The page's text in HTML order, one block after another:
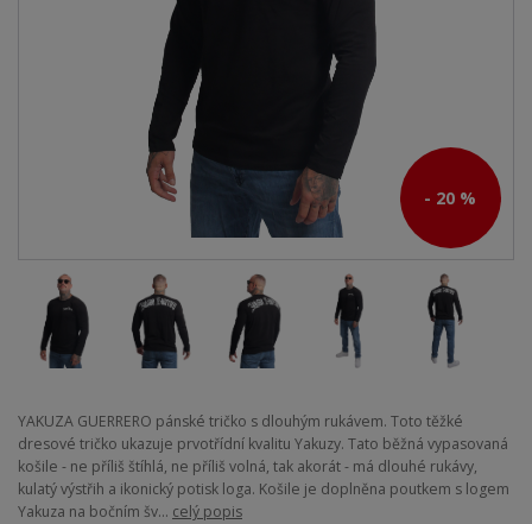
- 20 %
YAKUZA GUERRERO pánské tričko s dlouhým rukávem. Toto těžké
dresové tričko ukazuje prvotřídní kvalitu Yakuzy. Tato běžná vypasovaná
košile - ne příliš štíhlá, ne příliš volná, tak akorát - má dlouhé rukávy,
kulatý výstřih a ikonický potisk loga. Košile je doplněna poutkem s logem
Yakuza na bočním šv... celý popis